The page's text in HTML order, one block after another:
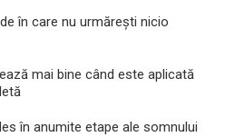
în care nu urmărești nicio
mai bine când este aplicată
în anumite etape ale somnului